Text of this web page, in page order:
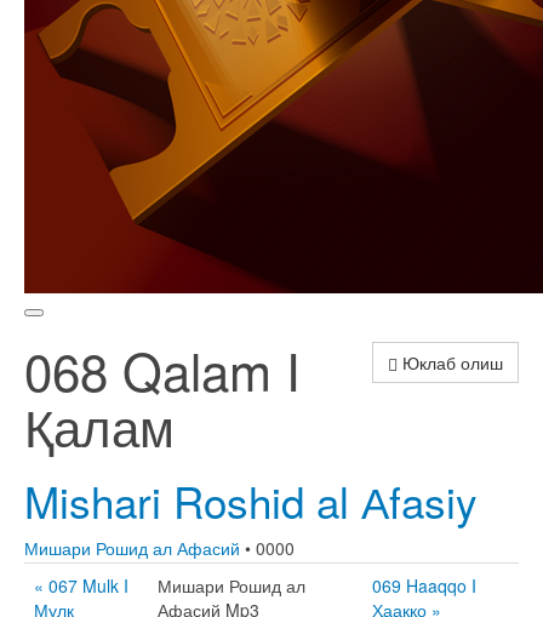
Юклаб олиш
068 Qalam I
Қалам
Mishari Roshid al Аfasiy
Мишари Рошид ал Афасий • 0000
« 067 Mulk I
Мулк
Мишари Рошид ал
Афасий Mp3
069 Haaqqo I
Ҳааққо »